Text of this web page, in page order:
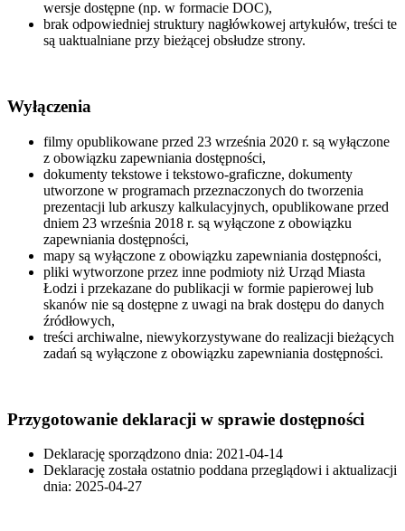
wersje dostępne (np. w formacie DOC),
brak odpowiedniej struktury nagłówkowej artykułów, treści te
są uaktualniane przy bieżącej obsłudze strony.
Wyłączenia
filmy opublikowane przed 23 września 2020 r. są wyłączone
z obowiązku zapewniania dostępności,
dokumenty tekstowe i tekstowo-graficzne, dokumenty
utworzone w programach przeznaczonych do tworzenia
prezentacji lub arkuszy kalkulacyjnych, opublikowane przed
dniem 23 września 2018 r. są wyłączone z obowiązku
zapewniania dostępności,
mapy są wyłączone z obowiązku zapewniania dostępności,
pliki wytworzone przez inne podmioty niż Urząd Miasta
Łodzi i przekazane do publikacji w formie papierowej lub
skanów nie są dostępne z uwagi na brak dostępu do danych
źródłowych,
treści archiwalne, niewykorzystywane do realizacji bieżących
zadań są wyłączone z obowiązku zapewniania dostępności.
Przygotowanie deklaracji w sprawie dostępności
Deklarację sporządzono dnia: 2021-04-14
Deklarację została ostatnio poddana przeglądowi i aktualizacji
dnia: 2025-04-27